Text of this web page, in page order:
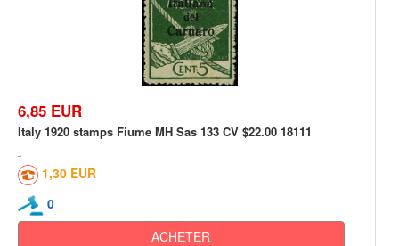
6,85 EUR
Italy 1920 stamps Fiume MH Sas 133 CV $22.00 18111
1,30 EUR
0
ACHETER